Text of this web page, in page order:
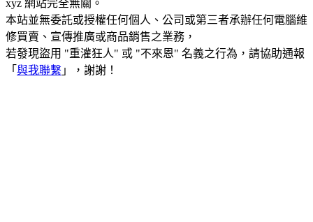
xyz 網站完全無關。
本站並無委託或授權任何個人、公司或第三者承辦任何電腦維
修買賣、宣傳推廣或商品銷售之業務，
若發現盜用 "重灌狂人" 或 "不來恩" 名義之行為，請協助通報
「 與我聯繫 」，謝謝！